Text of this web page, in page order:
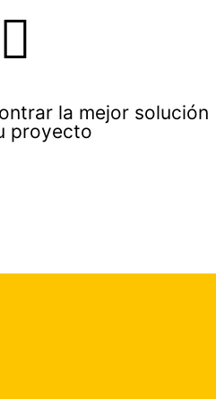
la mejor solución
proyecto